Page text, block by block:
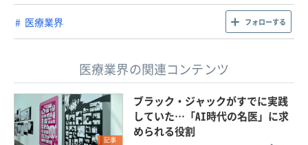
医療業界 フォローする
医療業界の関連コンテンツ
記事
ブラック・ジャックがすでに実践
していた…「AI時代の名医」に求
められる役割